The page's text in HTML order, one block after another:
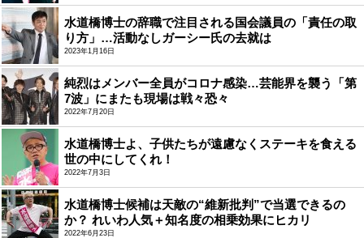
水道橋博士の辞職で注目される国会議員の「責任の取
り方」…活動なしガーシー氏の去就は
2023年1月16日
純烈はメンバー全員がコロナ感染…芸能界を襲う「第
7波」にまたも現場は戦々恐々
2022年7月20日
水道橋博士よ、子供たちが遠慮なくステーキを食える
世の中にしてくれ！
2022年7月3日
水道橋博士候補は天敵の“維新批判”で当選できるの
か？ れいわ人気＋知名度の相乗効果にヒカリ
2022年6月23日